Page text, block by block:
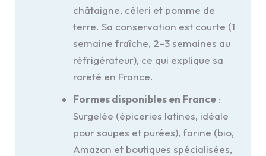
châtaigne, céleri et pomme de
terre. Sa conservation est courte (1
semaine fraîche, 2–3 semaines au
réfrigérateur), ce qui explique sa
rareté en France.
Formes disponibles en France:
Surgelée (épiceries latines, idéale
pour soupes et purées), farine (bio,
Amazon et boutiques spécialisées,